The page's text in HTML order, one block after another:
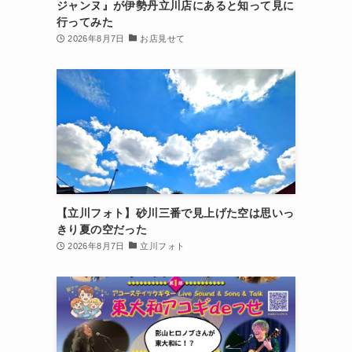
ジャンヌ』が伊勢丹立川店にあると知って見に
行ってみた
2026年8月7日 お店見せて
【立川フォト】砂川三番で見上げた空は思いっ
きり夏の空だった
2026年8月7日 立川フォト